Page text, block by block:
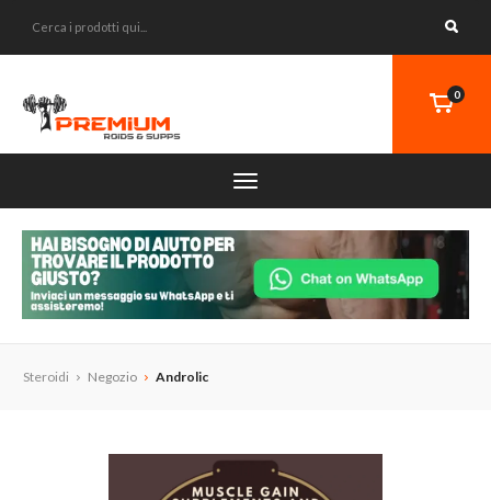
0
Steroidi Negozio Androlic